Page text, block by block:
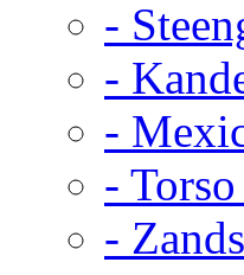
-
-
-
-
-